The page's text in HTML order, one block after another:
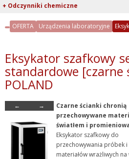
+ Odczynniki chemiczne
+ Pipetowanie i dawkowani...
+ Plastiki laboratoryjne
+ Rury, pręty, kapilary ...
+ Szkło kwarcowe
+ Termometry / Areometry
- Urządzenia laboratoryj...
+ Destylacja
OFERTA Urządzenia laboratoryjne
Eksykator szafkowy
standardowe [czarne
POLAND
← →
Czarne ścianki chronią
przechowywane
światłem i
Eksykator szafkowy do
przechowywania próbek i
materiałów wrażliwych na